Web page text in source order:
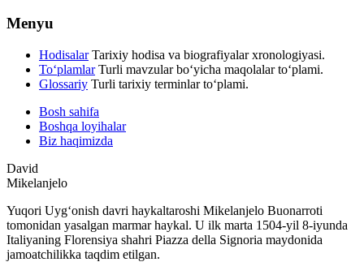
Menyu
Hodisalar Tarixiy hodisa va biografiyalar xronologiyasi.
To‘plamlar Turli mavzular bo‘yicha maqolalar to‘plami.
Glossariy Turli tarixiy terminlar to‘plami.
Bosh sahifa
Boshqa loyihalar
Biz haqimizda
David
Mikelanjelo
Yuqori Uygʻonish davri haykaltaroshi Mikelanjelo Buonarroti
tomonidan yasalgan marmar haykal. U ilk marta 1504-yil 8-iyunda
Italiyaning Florensiya shahri Piazza della Signoria maydonida
jamoatchilikka taqdim etilgan.